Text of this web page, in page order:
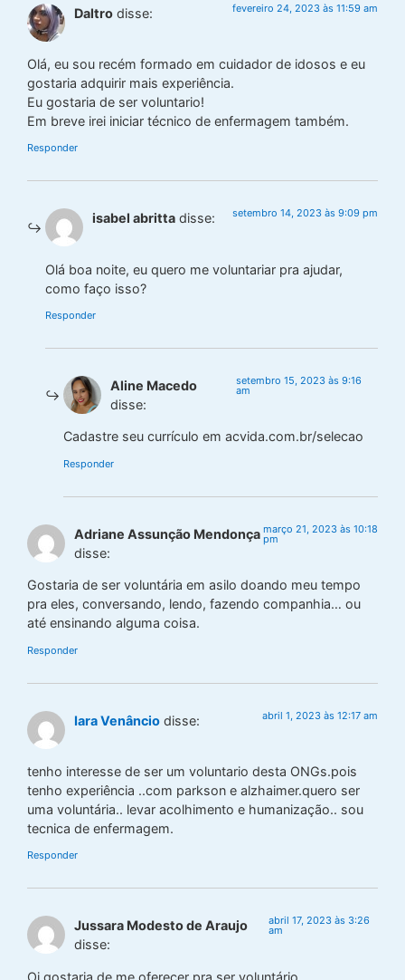
Daltro disse: fevereiro 24, 2023 às 11:59 am
Olá, eu sou recém formado em cuidador de idosos e eu
gostaria adquirir mais experiência.
Eu gostaria de ser voluntario!
Em breve irei iniciar técnico de enfermagem também.
Responder
isabel abritta disse: setembro 14, 2023 às 9:09 pm
Olá boa noite, eu quero me voluntariar pra ajudar,
como faço isso?
Responder
Aline Macedo
disse:
setembro 15, 2023 às 9:16
am
Cadastre seu currículo em acvida.com.br/selecao
Responder
Adriane Assunção Mendonça
disse:
março 21, 2023 às 10:18
pm
Gostaria de ser voluntária em asilo doando meu tempo
pra eles, conversando, lendo, fazendo companhia… ou
até ensinando alguma coisa.
Responder
Iara Venâncio disse: abril 1, 2023 às 12:17 am
tenho interesse de ser um voluntario desta ONGs.pois
tenho experiência ..com parkson e alzhaimer.quero ser
uma voluntária.. levar acolhimento e humanização.. sou
tecnica de enfermagem.
Responder
Jussara Modesto de Araujo
disse:
abril 17, 2023 às 3:26
am
Oi gostaria de me oferecer pra ser voluntário